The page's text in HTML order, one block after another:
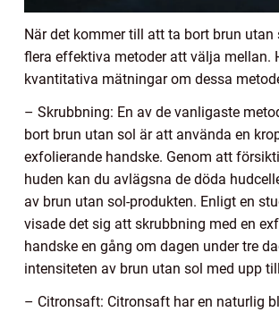
När det kommer till att ta bort brun utan
flera effektiva metoder att välja mellan.
kvantitativa mätningar om dessa
– Skrubbning: En av de vanligaste
bort brun utan sol är att använda en
exfolierande handske. Genom att
huden kan du avlägsna de döda
av brun utan sol-produkten. Enligt en
visade det sig att skrubbning med en
handske en gång om dagen under tre
intensiteten av brun utan sol med upp
– Citronsaft: Citronsaft har en naturlig